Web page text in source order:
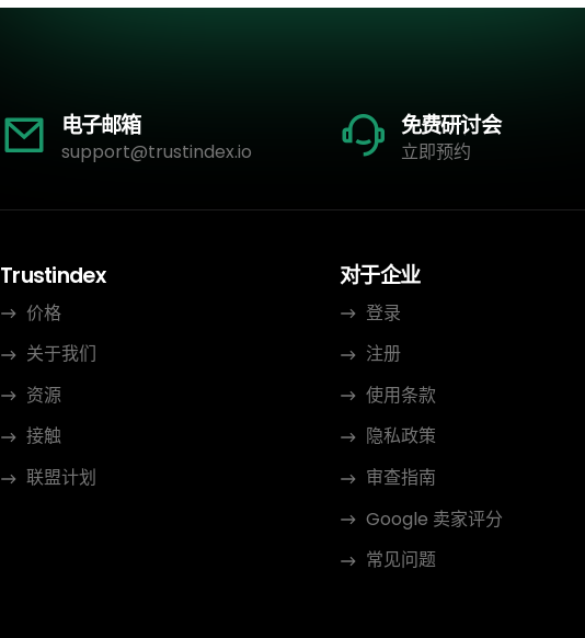
电子邮箱
support@trustindex.io
免费研讨会
立即预约
Trustindex
价格
关于我们
资源
接触
联盟计划
对于企业
登录
注册
使用条款
隐私政策
审查指南
Google 卖家评分
常见问题